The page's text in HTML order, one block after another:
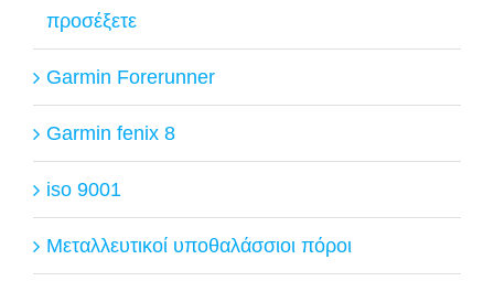
προσέξετε
Garmin Forerunner
Garmin fenix 8
iso 9001
Μεταλλευτικοί υποθαλάσσιοι πόροι